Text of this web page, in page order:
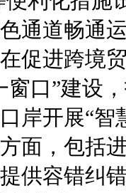
通道畅通
促进跨境
窗口”建设
岸开展“智
面，包括
供容错纠